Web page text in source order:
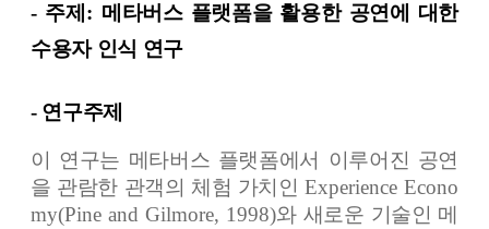
- 주제: 메타버스 플랫폼을 활용한 공연에 대한
수용자 인식 연구
-연구주제
이 연구는 메타버스 플랫폼에서 이루어진 공연
을 관람한 관객의 체험 가치인Experience Econo
my(Pine and Gilmore, 1998)와 새로운 기술인 메